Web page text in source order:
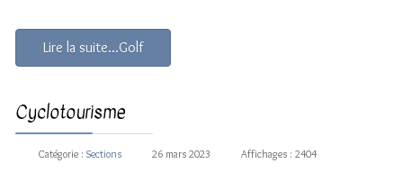
Lire la suite...Golf
Cyclotourisme
Catégorie : Sections 26 mars 2023 Affichages : 2404